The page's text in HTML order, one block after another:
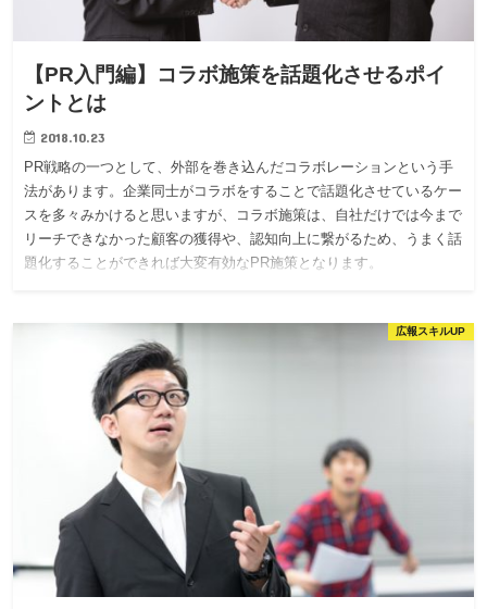
【PR入門編】コラボ施策を話題化させるポイ
ントとは
2018.10.23
PR戦略の一つとして、外部を巻き込んだコラボレーションという手
法があります。企業同士がコラボをすることで話題化させているケー
スを多々みかけると思いますが、コラボ施策は、自社だけでは今まで
リーチできなかった顧客の獲得や、認知向上に繋がるため、うまく話
題化することができれば大変有効なPR施策となります。
広報スキルUP